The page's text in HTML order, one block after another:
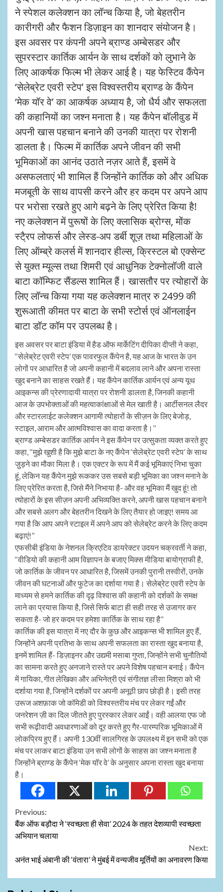
ने स्पेशल कलेक्शन का लॉन्च किया है, जो बेहतरीन
कारीगरी और फैशन डिज़ाइन का शानदार संयोजन है।
इस अवसर पर कंपनी अपने ब्राण्ड अम्बेसडर और
सुपरस्टार कार्तिक आर्यन के साथ दर्शकों को लुभाने के
लिए आकर्षक फिल्म भी लेकर आई है। यह फेस्टिव कैंपेन
‘सेलेब्रेट एवरी स्टेप’ इस विश्वस्तरीय ब्राण्ड के कैंपेन
‘मेक यॉर वे’ का आकर्षक अध्याय है, जो धैर्य और सफलता
की कहानियों का जश्न मनाता है। यह कैंपेन बॉलीवुड में
अपनी खास पहचान बनाने की उनकी यात्रा पर रोशनी
डालता है। फिल्म में कार्तिक अपने जीवन की सभी
भूमिकाओं का आनंद उठाते नज़र आते हैं, इसमें वे
असफलताएं भी शामिल हैं जिन्होंने कार्तिक को और अधिक
मजबूती के साथ वापसी करने और हर कदम पर अपने आप
पर भरोसा रखते हुए आगे बढ़ने के लिए प्रेरित किया है!
नए कलेक्शन में पुरूषों के लिए क्लासिक ब्रोग्स, मोंक
स्टै्रप लोफर्स और लेस्ड-अप डर्बी शूज़ तथा महिलाओं के
लिए ऑम्ब्रे कलर्स में शानदार हील्स, क्रिस्टल बो एक्सेन्ट
से युक्त म्यूल्स तथा शिमरी एवं आधुनिक टेक्नोलॉजी वाले
बाटा कॉम्फिट सैंडल्स शामिल हैं। खासतौर पर त्योहारों के
लिए लॉन्च किया गया यह कलेक्शन मात्र रु 2499 की
शुरूआती कीमत पर बाटा के सभी स्टोर्स एवं ऑनलाईन
बाटा डॉट कॉम पर उपलब्ध है।
इस अवसर पर बाटा इंडिया में हैड ऑफ मार्केटिंग दीपिका दीप्ती ने कहा,
‘‘सेलेब्रेट एवरी स्टेप’ एक पावरफुल कैंपेन है, यह आज के भारत के उन
लोगों पर आधारित है जो अपनी कहानी में बदलाव लाने और अपना रास्ता
खुद बनाने का साहस रखते हैं। यह कैंपेन कार्तिक आर्यन एवं अन्य यूथ
आइकन्स की प्रेरणादायी यात्रा पर रोशनी डालता है, जिनकी कहानी
आज के उपभोक्ताओं की महत्वाकांक्षाओं से मेल खाती है। आर्टीसनल लैदर
और स्टारलाईट कलेक्शन आगामी त्योहारों के सीज़न के लिए बेजोड़,
स्टाइल, आराम और आत्मविश्वास का वादा करता है।’’
ब्राण्ड अम्बेसडर कार्तिक आर्यन ने इस कैंपेन पर उत्सुकता व्यक्त करते हुए
कहा, ‘‘मुझे खुशी है कि मुझे बाटा के नए कैंपेन ‘सेलेब्रेट एवरी स्टेप’ के साथ
जु़ड़ने का मौका मिला है। एक एक्टर के रूप में मैं कई भूमिकाएं निभा चुका
हूं, लेकिन यह कैंपेन मुझे रूककर उस सबसे बड़ी भूमिका का जश्न मनाने के
लिए प्रेरित करता है, जिसे मैंने निभाया है- और वह भूमिका मैं खुद हूं! तो
त्योहारों के इस सीज़न अपनी अभिव्यक्ति करने, अपनी खास पहचान बनाने
और सबसे अलग और बेहतरीन दिखने के लिए तैयार हो जाइए! समय आ
गया है कि आप अपने स्टाइल में अपने आप को सेलेब्रेट करने के लिए कदम
बढ़ाएं!’’
एफसीबी इंडिया के नेशनल क्रिएटिव डायरेक्टर उदयन चक्रवर्ती ने कहा,
‘‘वीडियो की कहानी आम विज्ञापन के बजाए मिक्स मीडिया बायोग्राफी है,
जो कार्तिक के जीवन पर आधारित है, जिसमें उनकी पुरानी तस्वीरों, उनके
जीवन की घटनाओं और फुटेज का दर्शाया गया है। सेलेब्रेट एवरी स्टेप के
माध्यम से हमने कार्तिक की दृढ़ विश्वास की कहानी को दर्शकों के समक्ष
लाने का प्रयास किया है, जिसे सिर्फ बाटा ही सही तरह से उजागर कर
सकता है- जो हर कदम पर हमेशा कार्तिक के साथ रहा है’’
कार्तिक की इस यात्रा में नए दौर के कुछ और आइकन्स भी शामिल हुए हैं,
जिन्होंने अपनी प्रतिभा के साथ अपनी सफलता का रास्ता खुद बनाया है,
इनमें शामिल हैं- डिज़ाइनर और उद्यमी मसाबा गुप्ता, जिन्होंने सभी चुनौतियों
का सामना करते हुए अनजाने रास्ते पर अपने विशेष पहचान बनाई। कैंपेन
में गायिका, गीत लेखिका और अभिनेत्री एवं संगीतज्ञ लीसा मिश्रा को भी
दर्शाया गया है, जिन्होंने दर्शकों पर अपनी अनूठी छाप छोड़ी है। इसी तरह
उरूज अशफ़ाक जो कॉमेडी को विश्वस्तरीय मंच पर लेकर गईं और
जनरेशन ज़ी का दिल जीतते हुए पुरस्कार लेकर आईं। वही आलया एफ जो
सभी रूढ़ीवादी अवधारणाओं को दूर करते हुए गैर-पारम्परिक भूमिकाओं में
लोकप्रिय हुए हैं। अपनी 130वीं सालगिरह के उपलक्ष्य में इन सभी को एक
मंच पर लाकर बाटा इंडिया उन सभी लोगों के साहस का जश्न मनाता है
जिन्होंने ब्राण्ड के कैंपेन ‘मेक यॉर वे’ के अनुसार अपना रास्ता खुद बनाया
है।
Continue
Reading
Previous:
बैंक ऑफ बड़ौदा ने ‘स्वच्छता ही सेवा’ 2024 के तहत देशव्यापी स्वच्छता
अभियान चलाया
Next:
अनंत भाई अंबानी की ‘वंतारा’ ने मुंबई में वन्यजीव मूर्तियों का अनावरण किया